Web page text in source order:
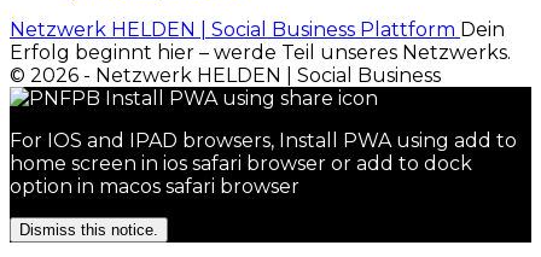
Netzwerk HELDEN | Social Business Plattform Dein
Erfolg beginnt hier – werde Teil unseres Netzwerks.
© 2026 - Netzwerk HELDEN | Social Business
For IOS and IPAD browsers, Install PWA using add to
home screen in ios safari browser or add to dock
option in macos safari browser
Dismiss this notice.